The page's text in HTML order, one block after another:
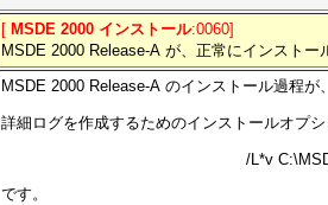
[ MSDE 2000 インストール:0060]
MSDE 2000 Release-A が、正常にインスト
MSDE 2000 Release-A のインストール過程が
詳細ログを作成するためのインストールオプシ
/L*v
です。